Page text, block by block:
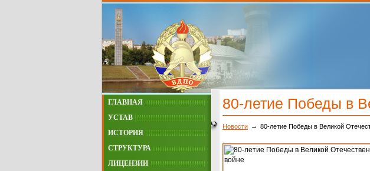
ГЛАВНАЯ
УСТАВ
ИСТОРИЯ
СТРУКТУРА
ЛИЦЕНЗИИ
80-летие Победы в
Новости 80-летие Победы в Великой